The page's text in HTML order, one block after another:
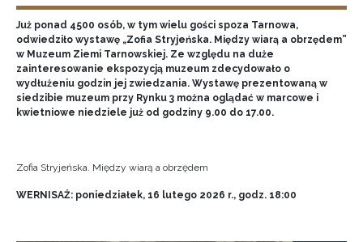
Już ponad 4500 osób, w tym wielu gości spoza Tarnowa,
odwiedziło wystawę „Zofia Stryjeńska. Między wiarą a obrzędem”
w Muzeum Ziemi Tarnowskiej. Ze względu na duże
zainteresowanie ekspozycją muzeum zdecydowało o
wydłużeniu godzin jej zwiedzania. Wystawę prezentowaną w
siedzibie muzeum przy Rynku 3 można oglądać w marcowe i
kwietniowe niedziele już od godziny 9.00 do 17.00.
Zofia Stryjeńska. Między wiarą a obrzędem
WERNISAŻ: poniedziałek, 16 lutego 2026 r., godz. 18:00